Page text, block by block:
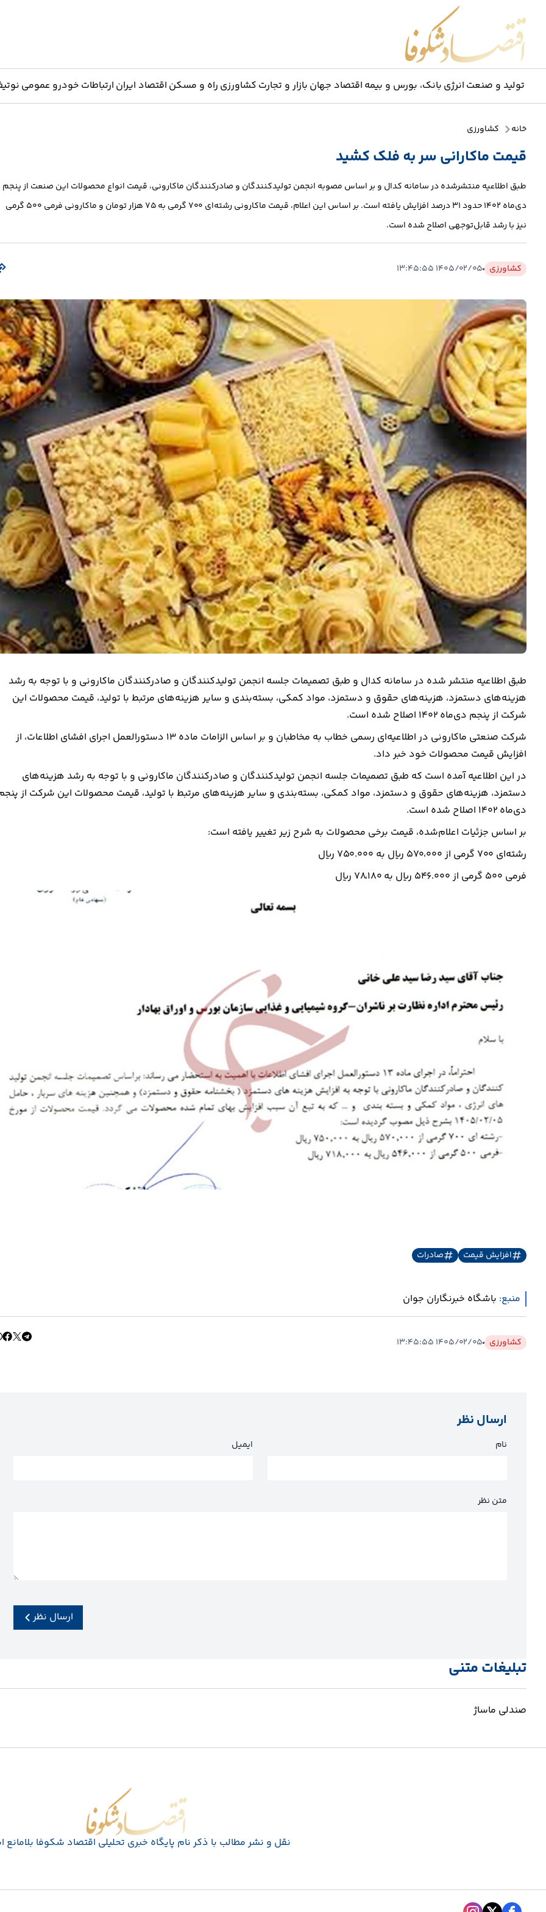
تولید و صنعت انرژی بانک، بورس و بیمه اقتصاد جهان بازار و تجارت کشاورزی راه و مسکن اقتصاد ایران ارتباطات خودرو عمومی
خانه کشاورزی
قیمت ماکارانی سر به فلک کشید
طبق اطلاعیه منتشرشده در سامانه کدال و بر اساس مصوبه انجمن تولیدکنندگان و صادرکنندگان ماکارونی، قیمت انواع محصولات این صنعت از پنجم
دی‌ماه ۱۴۰۲ حدود ۳۱ درصد افزایش یافته است. بر اساس این اعلام، قیمت ماکارونی رشته‌ای ۷۰۰ گرمی به ۷۵ هزار تومان و ماکارونی فرمی ۵۰۰ گرمی
نیز با رشد قابل‌توجهی اصلاح شده است.
کشاورزی ۱۴۰۵/۰۲/۰۵ ۱۳:۴۵:۵۵
طبق اطلاعیه منتشر شده در سامانه کدال و طبق تصمیمات جلسه انجمن تولیدکنندگان و صادرکنندگان ماکارونی و با توجه به رشد
هزینه‌های دستمزد، هزینه‌های حقوق و دستمزد، مواد کمکی، بسته‌بندی و سایر هزینه‌های مرتبط با تولید، قیمت محصولات این
شرکت از پنجم دی‌ماه ۱۴۰۲ اصلاح شده است.
شرکت صنعتی ماکارونی در اطلاعیه‌ای رسمی خطاب به مخاطبان و بر اساس الزامات ماده ۱۳ دستورالعمل اجرای افشای اطلاعات، از
افزایش قیمت محصولات خود خبر داد.
در این اطلاعیه آمده است که طبق تصمیمات جلسه انجمن تولیدکنندگان و صادرکنندگان ماکارونی و با توجه به رشد هزینه‌های
دستمزد، هزینه‌های حقوق و دستمزد، مواد کمکی، بسته‌بندی و سایر هزینه‌های مرتبط با تولید، قیمت محصولات این شرکت از
دی‌ماه ۱۴۰۲ اصلاح شده است.
بر اساس جزئیات اعلام‌شده، قیمت برخی محصولات به شرح زیر تغییر یافته است:
رشته‌ای ۷۰۰ گرمی از ۵۷۰،۰۰۰ ریال به ۷۵۰.۰۰۰ ریال
فرمی ۵۰۰ گرمی از ۵۴۶.۰۰۰ ریال به ۷۸،۱۸۰ ریال
افزایش قیمت صادرات
منبع: باشگاه خبرنگاران جوان
کشاورزی ۱۴۰۵/۰۲/۰۵ ۱۳:۴۵:۵۵
ارسال نظر
نام ایمیل
متن نظر
ارسال نظر
تبلیغات متنی
صندلی ماساژ
اقتصاد شکوفا
نقل و نشر مطالب با ذکر نام پايگاه خبری تحليلی اقتصاد شکوفا